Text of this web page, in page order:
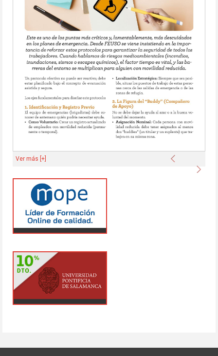
Anterior
Ver más [+]